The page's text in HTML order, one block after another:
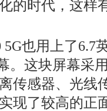
的时代，这样
5G也用上了6.7
。这块屏幕采
传感器、光线
现了较高的正